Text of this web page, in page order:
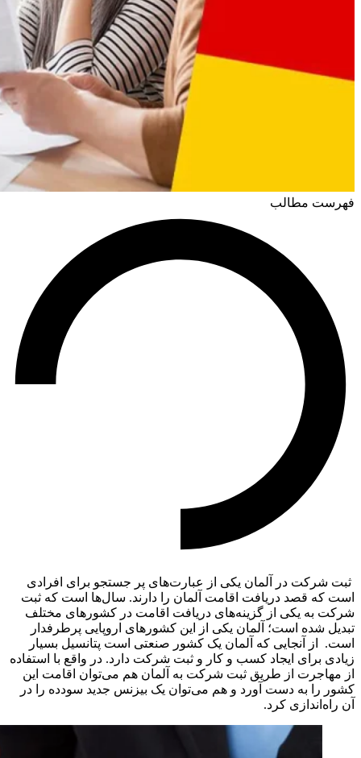
فهرست مطالب
ثبت شرکت در آلمان یکی از عبارت‌های پر جستجو برای افرادی
است که قصد دریافت اقامت آلمان را دارند. سال‌ها است که ثبت
شرکت به یکی از گزینه‌های دریافت اقامت در کشورهای مختلف
تبدیل شده است؛ آلمان یکی از این کشورهای اروپایی پرطرفدار
است. از آنجایی که آلمان یک کشور صنعتی است پتانسیل بسیار
زیادی برای ایجاد کسب و کار و ثبت شرکت دارد. در واقع با استفاده
از مهاجرت از طریق ثبت شرکت به آلمان هم می‌توان اقامت این
کشور را به دست آورد و هم می‌توان یک بیزنس جدید سودده را در
آن راه‌اندازی کرد.